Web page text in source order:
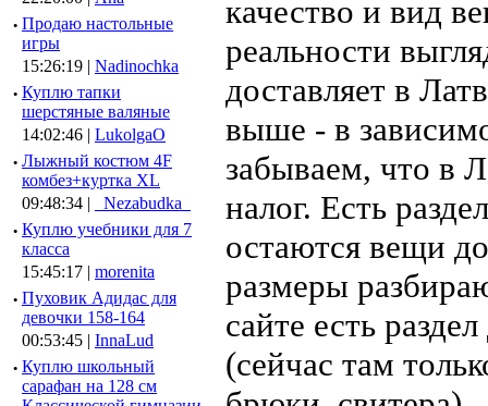
· Продаю настольные
игры
15:26:19 | Nadinochka
· Куплю тапки
шерстяные валяные
14:02:46 | LukolgaO
· Лыжный костюм 4F
комбез+куртка XL
09:48:34 |
_Nezabudka_
· Куплю учебники для 7
класса
15:45:17 | morenita
· Пуховик Адидас для
девочки 158-164
00:53:45 | InnaLud
· Куплю школьный
сарафан на 128 см
качество и вид
реальности
доставляет в
выше - в
забываем, что в
налог. Есть
остаются вещи
размеры
сайте есть
(сейчас там